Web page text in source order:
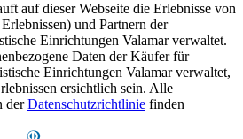
auf dieser Webseite die Erlebnisse von
und Partnern der
Einrichtungen Valamar verwaltet.
Daten der Käufer für
Einrichtungen Valamar verwaltet,
ersichtlich sein. Alle
derDatenschutzrichtlinie finden